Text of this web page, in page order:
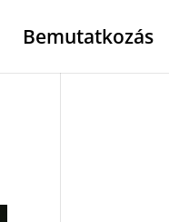
Bemutatkozás